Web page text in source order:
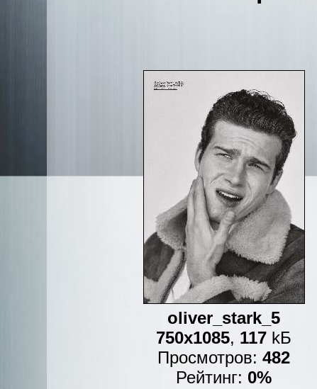
oliver_stark_5
750x1085, 117 kБ
Просмотров:482
Рейтинг: 0%